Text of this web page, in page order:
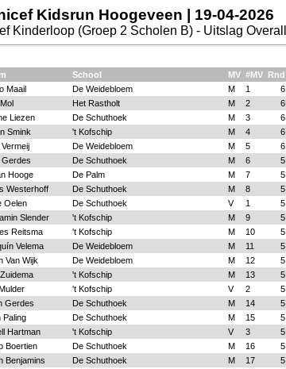
Kidsrun Hoogeveen | 19-04-2026
Kinderloop (Groep 2 Scholen B) - Uitslag Overall
School MV #MV Rnd
Maail De Weidebloem M 1 6
Het Rastholt M 2 6
Liezen De Schuthoek M 3 6
Smink 't Kofschip M 4 6
De Weidebloem M 5 6
Gerdes De Schuthoek M 6 5
Hooge De Palm M 7 5
Westerhoff De Schuthoek M 8 5
Oelen De Schuthoek V 1 5
Slender 't Kofschip M 9 5
Reitsma 't Kofschip M 10 5
Velema De Weidebloem M 11 5
Van Wijk De Weidebloem M 12 5
't Kofschip M 13 5
't Kofschip V 2 5
Gerdes De Schuthoek M 14 5
Paling De Schuthoek M 15 5
Hartman 't Kofschip V 3 5
Boertien De Schuthoek M 16 5
Benjamins De Schuthoek M 17 5